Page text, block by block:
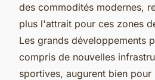
des commodités modernes,
plus l'attrait pour ces zones
Les grands développements
compris de nouvelles
sportives, augurent bien